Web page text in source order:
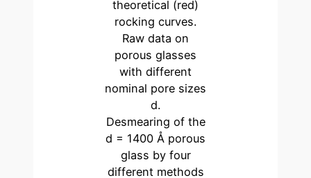
theoretical (red)
rocking curves.
Raw data on
porous glasses
with different
nominal pore sizes
d.
Desmearing of the
d = 1400 Å porous
glass by four
different methods